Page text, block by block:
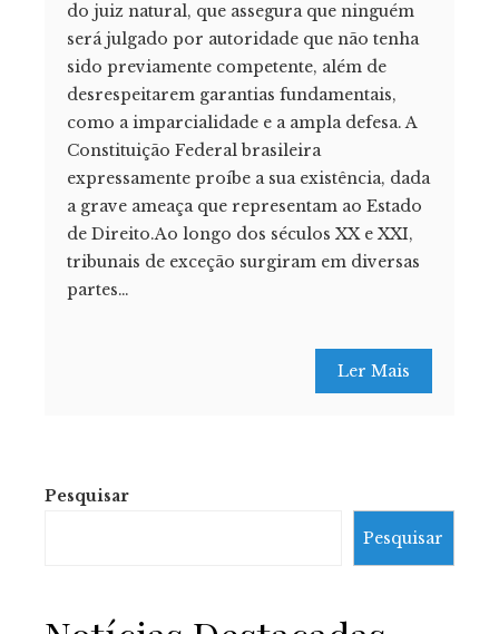
do juiz natural, que assegura que ninguém
será julgado por autoridade que não tenha
sido previamente competente, além de
desrespeitarem garantias fundamentais,
como a imparcialidade e a ampla defesa. A
Constituição Federal brasileira
expressamente proíbe a sua existência, dada
a grave ameaça que representam ao Estado
de Direito.Ao longo dos séculos XX e XXI,
tribunais de exceção surgiram em diversas
partes…
Ler Mais
Pesquisar
Pesquisar